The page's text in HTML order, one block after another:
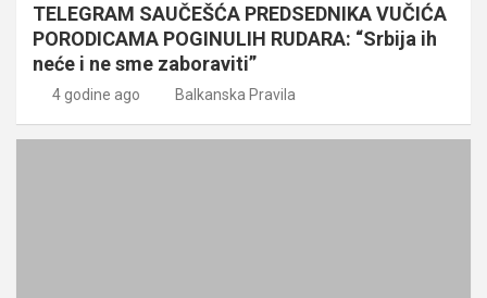
TELEGRAM SAUČEŠĆA PREDSEDNIKA VUČIĆA
PORODICAMA POGINULIH RUDARA: “Srbija ih
neće i ne sme zaboraviti”
4 godine ago Balkanska Pravila